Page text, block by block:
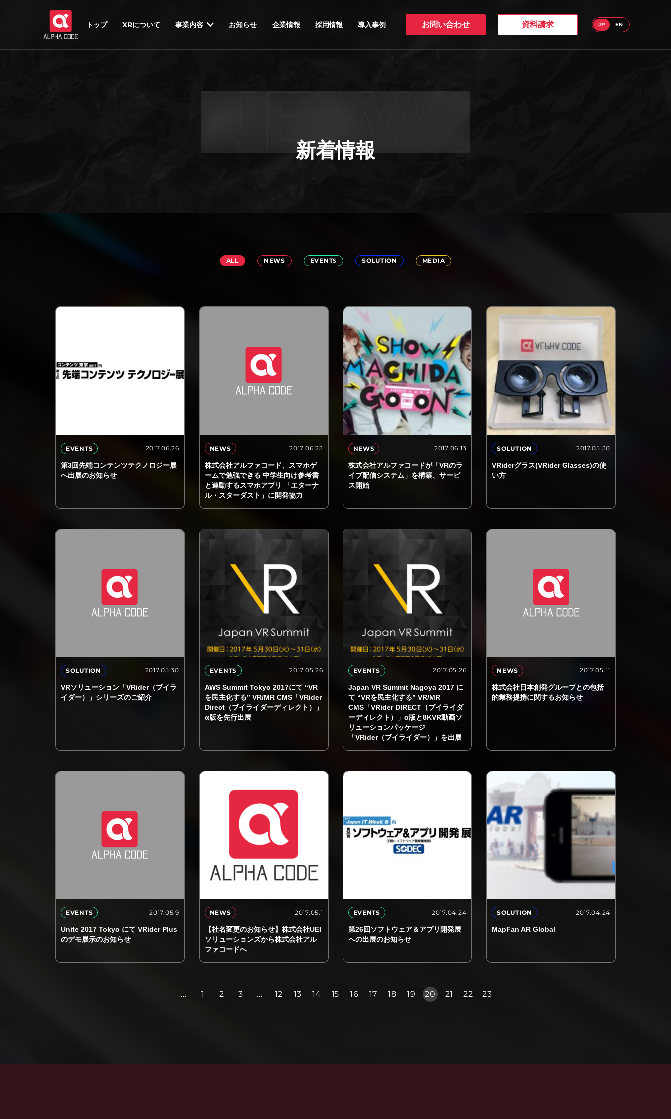
トップ XRについて 事業内容 お知らせ 企業情報 採用情報 導入事例 お問い合わせ 資料請求
新着情報
ALL NEWS EVENTS SOLUTION MEDIA
EVENTS 2017.06.26
第3回先端コンテンツテクノロジー展
へ出展のお知らせ
NEWS 2017.06.23
株式会社アルファコード、スマホゲ
ームで勉強できる 中学生向け参考書
と連動するスマホアプリ 「エターナ
ル・スターダスト」に開発協力
NEWS 2017.06.13
株式会社アルファコードが「VRのラ
イブ配信システム」を構築、サービ
ス開始
SOLUTION 2017.05.30
VRiderグラス(VRider Glasses)の使
い方
SOLUTION 2017.05.30
VRソリューション「VRider（ブイラ
イダー）」シリーズのご紹介
EVENTS 2017.05.26
AWS Summit Tokyo 2017にて “VR
を民主化する” VR/MR CMS「VRider
Direct（ブイライダーディレクト）」
α版を先行出展
EVENTS 2017.05.26
Japan VR Summit Nagoya 2017 に
て “VRを民主化する” VR/MR
CMS「VRider DIRECT（ブイライダ
ーディレクト）」α版と8KVR動画ソ
リューションパッケージ
「VRider（ブイライダー）」を出展
NEWS 2017.05.11
株式会社日本創発グループとの包括
的業務提携に関するお知らせ
EVENTS 2017.05.9
Unite 2017 Tokyo にて VRider Plus
のデモ展示のお知らせ
NEWS 2017.05.1
【社名変更のお知らせ】株式会社UEI
ソリューションズから株式会社アル
ファコードへ
EVENTS 2017.04.24
第26回ソフトウェア＆アプリ開発展
への出展のお知らせ
SOLUTION 2017.04.24
MapFan AR Global
... 1 2 3 ... 12 13 14 15 16 17 18 19 20 21 22 23